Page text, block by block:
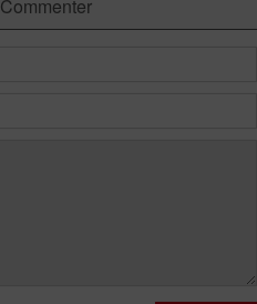
Commenter